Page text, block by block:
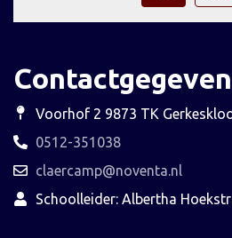
Voorhof 2 9873 TK
0512-351038
claercamp@noventa.nl
Schoolleider: Albertha